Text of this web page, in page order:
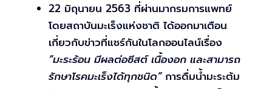
22 มิถุนายน 2563 ที่ผ่านมากรมการแพทย์
โดยสถาบันมะเร็งแห่งชาติ ได้ออกมาเตือน
เกี่ยวกับข่าวที่แชร์กันในโลกออนไลน์เรื่อง
“มะระร้อน มีผลต่อซีสต์ เนื้องอก และสามารถ
รักษาโรคมะเร็งได้ทุกชนิด”การดื่มน้ำมะระต้ม